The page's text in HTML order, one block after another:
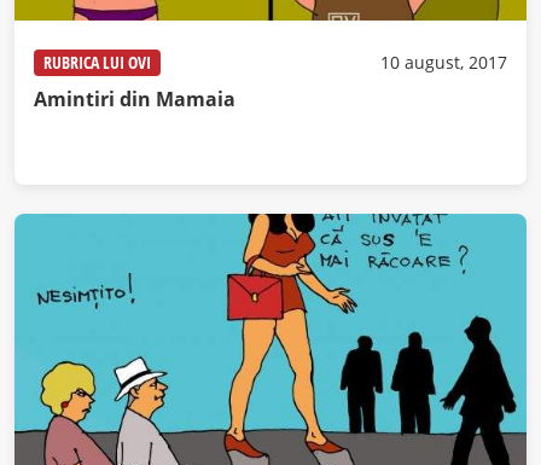
RUBRICA LUI OVI 10 august, 2017
Amintiri din Mamaia